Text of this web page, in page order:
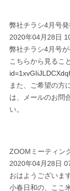
弊社チラシ4月号
2020年04月28日
弊社チラシ4月号
こちらから見る
また、ご希望の方
は、メールのお問
い。
ZOOMミーティン
2020年04月28日
おはようございま
小春日和の、ここ